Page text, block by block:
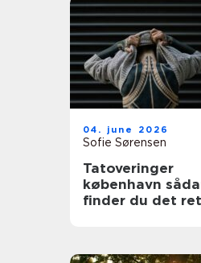
04. june 2026
Sofie Sørensen
Tatoveringer
københavn sådan
finder du det